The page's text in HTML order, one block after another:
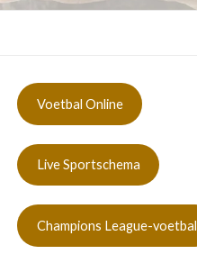
Voetbal Online
Live Sportschema
Champions League-voetbal